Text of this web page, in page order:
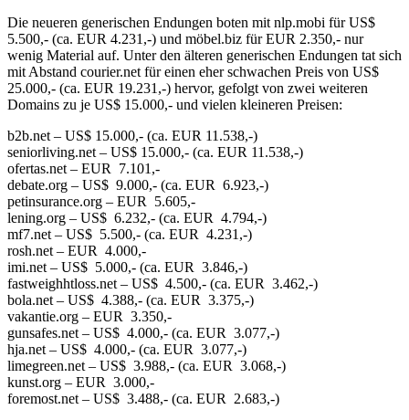
Die neueren generischen Endungen boten mit nlp.mobi für US$
5.500,- (ca. EUR 4.231,-) und möbel.biz für EUR 2.350,- nur
wenig Material auf. Unter den älteren generischen Endungen tat sich
mit Abstand courier.net für einen eher schwachen Preis von US$
25.000,- (ca. EUR 19.231,-) hervor, gefolgt von zwei weiteren
Domains zu je US$ 15.000,- und vielen kleineren Preisen:
b2b.net – US$ 15.000,- (ca. EUR 11.538,-)
seniorliving.net – US$ 15.000,- (ca. EUR 11.538,-)
ofertas.net – EUR 7.101,-
debate.org – US$ 9.000,- (ca. EUR 6.923,-)
petinsurance.org – EUR 5.605,-
lening.org – US$ 6.232,- (ca. EUR 4.794,-)
mf7.net – US$ 5.500,- (ca. EUR 4.231,-)
rosh.net – EUR 4.000,-
imi.net – US$ 5.000,- (ca. EUR 3.846,-)
fastweighhtloss.net – US$ 4.500,- (ca. EUR 3.462,-)
bola.net – US$ 4.388,- (ca. EUR 3.375,-)
vakantie.org – EUR 3.350,-
gunsafes.net – US$ 4.000,- (ca. EUR 3.077,-)
hja.net – US$ 4.000,- (ca. EUR 3.077,-)
limegreen.net – US$ 3.988,- (ca. EUR 3.068,-)
kunst.org – EUR 3.000,-
foremost.net – US$ 3.488,- (ca. EUR 2.683,-)